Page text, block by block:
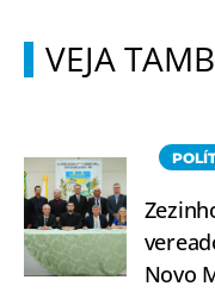
VEJA
Novo